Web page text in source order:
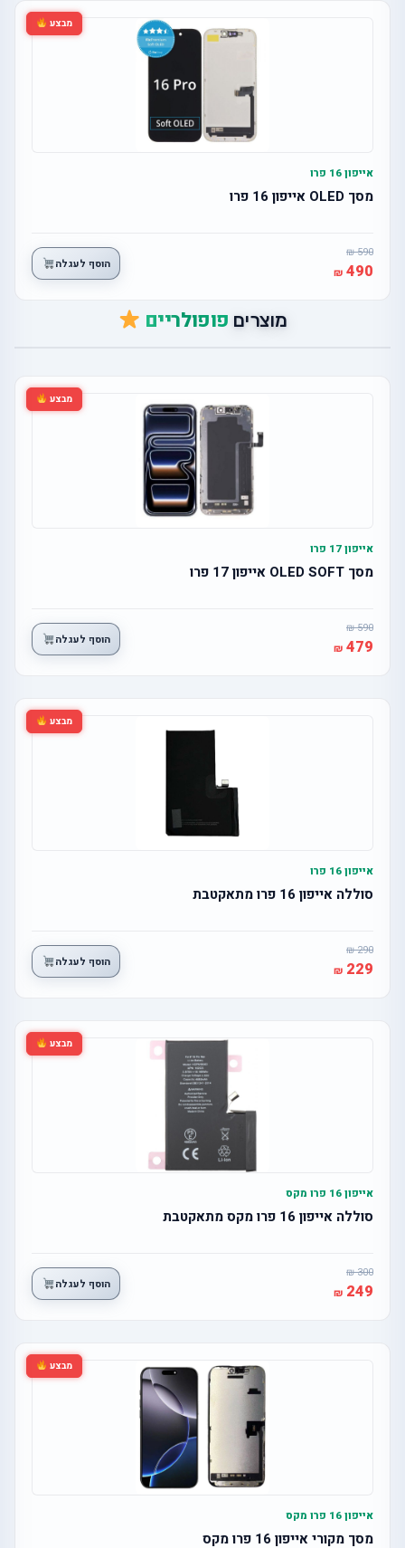
מבצע
אייפון 16 פרו
מסך OLED אייפון 16 פרו
590
490 הוסף לעגלה
מוצרים פופולריים
מבצע
אייפון 17 פרו
מסך OLED SOFT אייפון 17 פרו
590
479 הוסף לעגלה
מבצע
אייפון 16 פרו
סוללה אייפון 16 פרו מתאקטבת
290
229 הוסף לעגלה
מבצע
אייפון 16 פרו מקס
סוללה אייפון 16 פרו מקס מתאקטבת
300
249 הוסף לעגלה
מבצע
אייפון 16 פרו מקס
מסך מקורי אייפון 16 פרו מקס